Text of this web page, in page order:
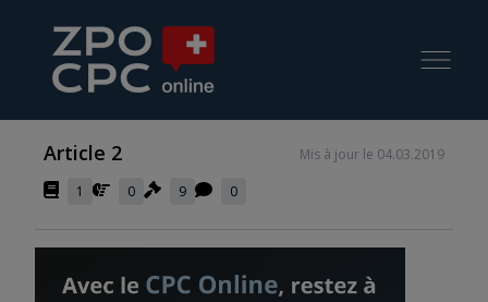
Article 2
Mis à jour le 04.03.2019
1
0 9 0